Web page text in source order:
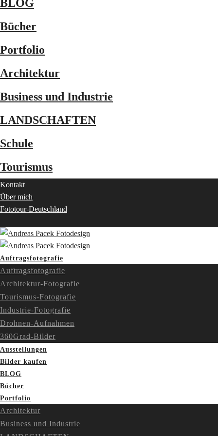
BLOG
Bücher
Portfolio
Architektur
Business und Industrie
LANDSCHAFTEN
Schule
Tourismus
Kontakt
Über mich
Fototour-Deutschland
Auftragsfotografie
Auftragsfotografie
Architektur-Fotografie
Tourismus-Fotografie
Industrie-Fotografie
Drohnen-Aufnahmen
360Grad-Bilder
Ausstellungen
Bilder kaufen
BLOG
Bücher
Portfolio
Architektur
Business und Industrie